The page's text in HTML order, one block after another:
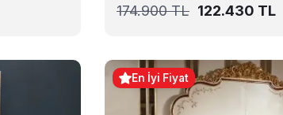
174.900TL 122.430 TL
En İyi Fiyat